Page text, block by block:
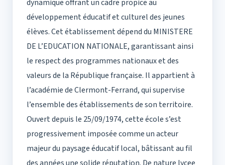
dynamique offrant un cadre propice au
développement éducatif et culturel des jeunes
élèves. Cet établissement dépend du MINISTERE
DE L’EDUCATION NATIONALE, garantissant ainsi
le respect des programmes nationaux et des
valeurs de la République française. Il appartient à
l’académie de Clermont-Ferrand, qui supervise
l’ensemble des établissements de son territoire.
Ouvert depuis le 25/09/1974, cette école s’est
progressivement imposée comme un acteur
majeur du paysage éducatif local, bâtissant au fil